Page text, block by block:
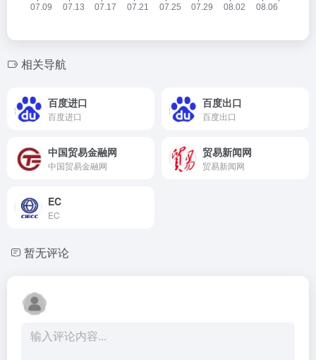
相关导航
百度进口
百度进口
百度出口
百度出口
中国贸易金融网
中国贸易金融网
贸易新闻网
贸易新闻网
EC
EC
暂无评论